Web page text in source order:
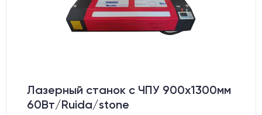
Лазерный станок c ЧПУ 900х1300мм
60Вт/Ruida/stone